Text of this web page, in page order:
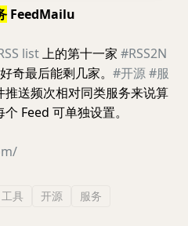
FeedMailu
list上的第十一家 #RSS2N
奇最后能剩几家。 #开源#服
推送频次相对同类服务来说算
Feed 可单独设置。
工具 开源
服务